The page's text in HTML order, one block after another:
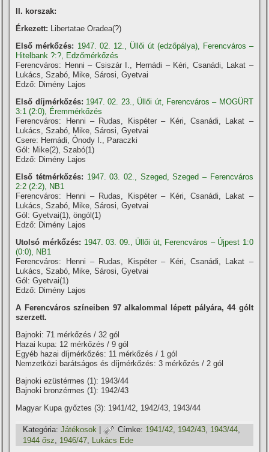
II. korszak:
Érkezett: Libertatae Oradea(?)
Első mérkőzés: 1947. 02. 12., Üllői út (edzőpálya), Ferencváros –
Hitelbank ?:?, Edzőmérkőzés
Ferencváros: Henni – Csiszár I., Hernádi – Kéri, Csanádi, Lakat –
Lukács, Szabó, Mike, Sárosi, Gyetvai
Edző: Dimény Lajos
Első díjmérkőzés: 1947. 02. 23., Üllői út, Ferencváros – MOGÜRT
3:1 (2:0), Éremmérkőzés
Ferencváros: Henni – Rudas, Kispéter – Kéri, Csanádi, Lakat –
Lukács, Szabó, Mike, Sárosi, Gyetvai
Csere: Hernádi, Ónody I., Paraczki
Gól: Mike(2), Szabó(1)
Edző: Dimény Lajos
Első tétmérkőzés: 1947. 03. 02., Szeged, Szeged – Ferencváros
2:2 (2:2), NB1
Ferencváros: Henni – Rudas, Kispéter – Kéri, Csanádi, Lakat –
Lukács, Szabó, Mike, Sárosi, Gyetvai
Gól: Gyetvai(1), öngól(1)
Edző: Dimény Lajos
Utolsó mérkőzés: 1947. 03. 09., Üllői út, Ferencváros – Újpest 1:0
(0:0), NB1
Ferencváros: Henni – Rudas, Kispéter – Kéri, Csanádi, Lakat –
Lukács, Szabó, Mike, Sárosi, Gyetvai
Gól: Gyetvai(1)
Edző: Dimény Lajos
A Ferencváros szí­neiben 97 alkalommal lépett pályára, 44 gólt
szerzett.
Bajnoki: 71 mérkőzés / 32 gól
Hazai kupa: 12 mérkőzés / 9 gól
Egyéb hazai dí­jmérkőzés: 11 mérkőzés / 1 gól
Nemzetközi barátságos és dí­jmérkőzés: 3 mérkőzés / 2 gól
Bajnoki ezüstérmes (1): 1943/44
Bajnoki bronzérmes (1): 1942/43
Magyar Kupa győztes (3): 1941/42, 1942/43, 1943/44
Kategória: Játékosok | Címke: 1941/42, 1942/43, 1943/44,
1944 ősz, 1946/47, Lukács Ede